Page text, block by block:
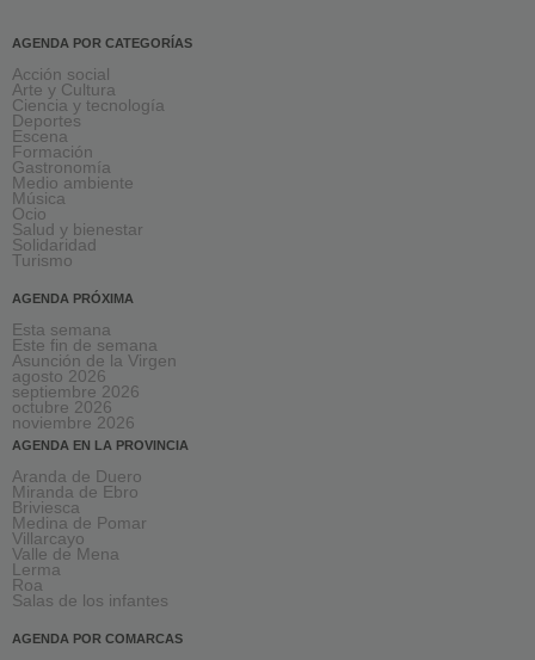
AGENDA POR CATEGORÍAS
Acción social
Arte y Cultura
Ciencia y tecnología
Deportes
Escena
Formación
Gastronomía
Medio ambiente
Música
Ocio
Salud y bienestar
Solidaridad
Turismo
AGENDA PRÓXIMA
Esta semana
Este fin de semana
Asunción de la Virgen
agosto 2026
septiembre 2026
octubre 2026
noviembre 2026
AGENDA EN LA PROVINCIA
Aranda de Duero
Miranda de Ebro
Briviesca
Medina de Pomar
Villarcayo
Valle de Mena
Lerma
Roa
Salas de los infantes
AGENDA POR COMARCAS